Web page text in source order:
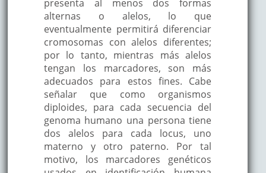
presenta al menos dos formas
alternas o alelos, lo que
eventualmente permitirá diferenciar
cromosomas con alelos diferentes;
por lo tanto, mientras más alelos
tengan los marcadores, son más
adecuados para estos fines. Cabe
señalar que como organismos
diploides, para cada secuencia del
genoma humano una persona tiene
dos alelos para cada locus, uno
materno y otro paterno. Por tal
motivo, los marcadores genéticos